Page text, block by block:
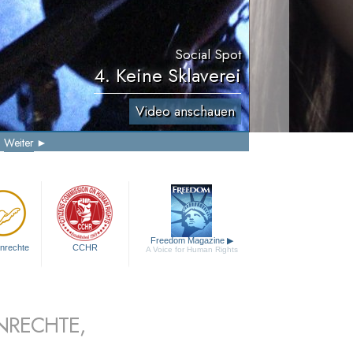
Social Spot
4. Keine Sklaverei
Video anschauen
Weiter
CCHR
Freedom Magazine ▶
A Voice for Human Rights